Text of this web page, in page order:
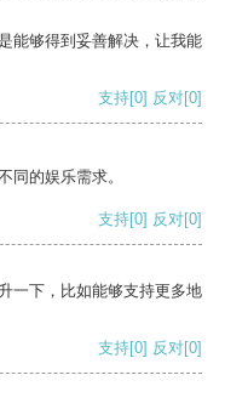
能够得到妥善解决，让我能
支持[0] 反对[0]
同的娱乐需求。
支持[0] 反对[0]
一下，比如能够支持更多地
支持[0] 反对[0]